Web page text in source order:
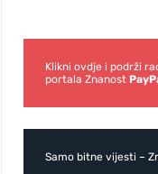
Klikni ovdje i podrži
portala Znanost
Samo bitne vijesti –